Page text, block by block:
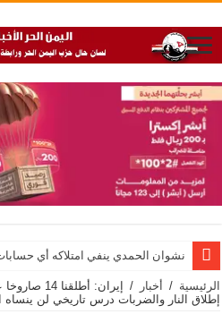
نشوان الحمدي ينفي امتلاكه أي
الرئيسية / أخبار /
إيران:
إطلاق النار والضربات درس تاريخي لن ينساه